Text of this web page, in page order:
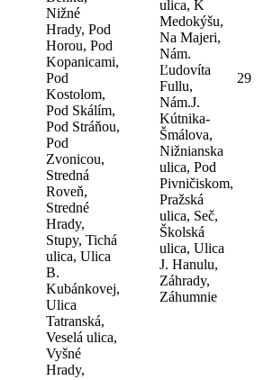
Nižné
Hrady, Pod
Horou, Pod
Kopanicami,
Pod
Kostolom,
Pod Skálím,
Pod Stráňou,
Pod
Zvonicou,
Stredná
Roveň,
Stredné
Hrady,
Stupy, Tichá
ulica, Ulica
B.
Kubánkovej,
Ulica
Tatranská,
Veselá ulica,
Vyšné
Hrady,
ulica, K
Medokýšu,
Na Majeri,
Nám.
Ľudovíta
Fullu,
Nám.J.
Kútnika-
Šmálova,
Nižnianska
ulica, Pod
Pivničiskom,
Pražská
ulica, Seč,
Školská
ulica, Ulica
J. Hanulu,
Záhrady,
Záhumnie
29